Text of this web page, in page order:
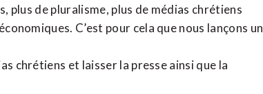
plus de pluralisme, plus de médias chrétiens
C’est pour cela que nous lançons un
chrétiens et laisser la presse ainsi que la